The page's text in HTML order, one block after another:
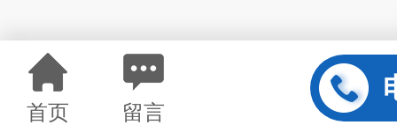
首页 留言